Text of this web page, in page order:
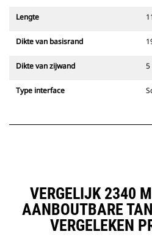
Lengte
Dikte van basisrand
Dikte van zijwand 5
Type interface
VERGELIJK 2340
AANBOUTBARE
VERGELEKEN